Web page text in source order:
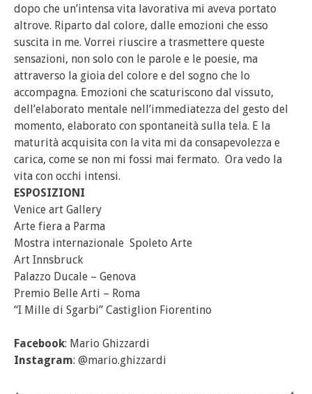
dopo che un’intensa vita lavorativa mi aveva portato
altrove. Riparto dal colore, dalle emozioni che esso
suscita in me. Vorrei riuscire a trasmettere queste
sensazioni, non solo con le parole e le poesie, ma
attraverso la gioia del colore e del sogno che lo
accompagna. Emozioni che scaturiscono dal vissuto,
dell’elaborato mentale nell’immediatezza del gesto del
momento, elaborato con spontaneità sulla tela. E la
maturità acquisita con la vita mi da consapevolezza e
carica, come se non mi fossi mai fermato. Ora vedo la
vita con occhi intensi.
ESPOSIZIONI
Venice art Gallery
Arte fiera a Parma
Mostra internazionale Spoleto Arte
Art Innsbruck
Palazzo Ducale – Genova
Premio Belle Arti – Roma
“I Mille di Sgarbi” Castiglion Fiorentino
Facebook: Mario Ghizzardi
Instagram: @mario.ghizzardi